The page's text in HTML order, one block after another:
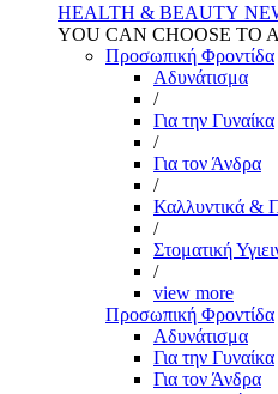
HEALTH & BEAUTY
YOU CAN CHOOSE TO
Προσωπική Φροντίδα
Αδυνάτισμα
/
Για την Γυναίκα
/
Για τον Άνδρα
/
Καλλυντικά &
/
Στοματική
/
view more
Προσωπική Φροντίδα
Αδυνάτισμα
Για την Γυναίκα
Για τον Άνδρα